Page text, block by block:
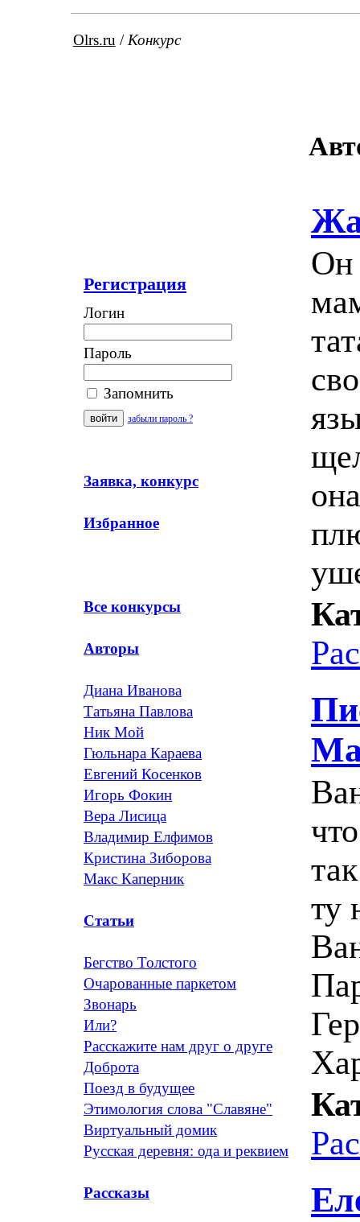
Olrs.ru / Конкурс
Регистрация
Логин
Пароль
Запомнить
забыли пароль ?
Заявка, конкурс
Избранное
Все конкурсы
Авторы
Диана Иванова
Татьяна Павлова
Ник Мой
Гюльнара Караева
Евгений Косенков
Игорь Фокин
Вера Лисица
Владимир Елфимов
Кристина Зиборова
Макс Каперник
Статьи
Бегство Толстого
Очарованные паркетом
Звонарь
Или?
Расскажите нам друг о друге
Доброта
Поезд в будущее
Этимология слова "Славяне"
Виртуальный домик
Русская деревня: ода и реквием
Рассказы
Он
ту